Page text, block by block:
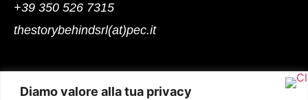
Diamo valore alla tua privacy
+39 350 526 7315
thestorybehindsrl(at)pec.it
Social